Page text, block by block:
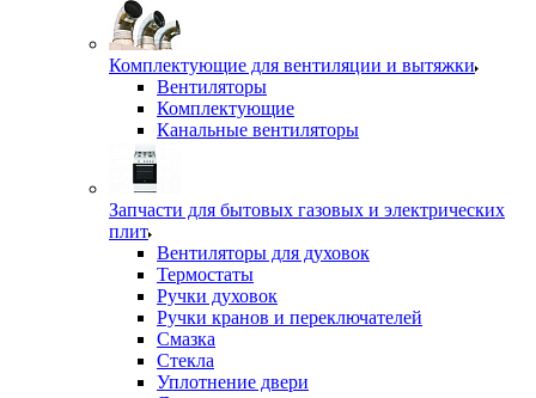
Комплектующие для вентиляции и вытяжки
Вентиляторы
Комплектующие
Канальные вентиляторы
Запчасти для бытовых газовых и электрических
плит
Вентиляторы для духовок
Термостаты
Ручки духовок
Ручки кранов и переключателей
Смазка
Стекла
Уплотнение двери